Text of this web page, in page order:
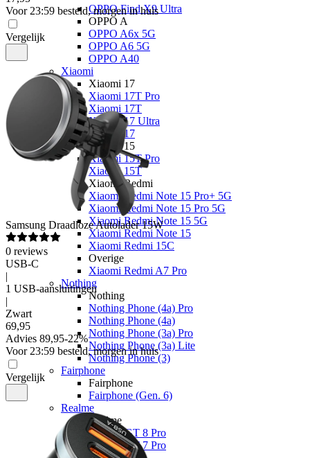
OPPO Find X9 Ultra
OPPO A
OPPO A6x 5G
OPPO A6 5G
OPPO A40
Xiaomi
Xiaomi 17
Xiaomi 17T Pro
Xiaomi 17T
Xiaomi 17 Ultra
Xiaomi 17
Xiaomi 15
Xiaomi 15T Pro
Xiaomi 15T
Xiaomi Redmi
Xiaomi Redmi Note 15 Pro+ 5G
Xiaomi Redmi Note 15 Pro 5G
Xiaomi Redmi Note 15 5G
Xiaomi Redmi Note 15
Xiaomi Redmi 15C
Overige
Xiaomi Redmi A7 Pro
Nothing
Nothing
Nothing Phone (4a) Pro
Nothing Phone (4a)
Nothing Phone (3a) Pro
Nothing Phone (3a) Lite
Nothing Phone (3)
Fairphone
Fairphone
Fairphone (Gen. 6)
Realme
Realme
Realme GT 8 Pro
Realme GT 7 Pro
Voor 23:59 besteld, morgen in huis
Vergelijk
Samsung Draadloze Autolader 15W
0 reviews
USB-C
|
1 USB-aansluitingen
|
Zwart
69,95
Advies 89,95-22%
Voor 23:59 besteld, morgen in huis
Vergelijk